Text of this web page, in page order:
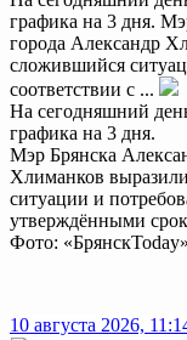
графика на 3 дня.
города Александр
сложившийся
соответствии с ...
На сегодняшний
графика на 3 дня.
Мэр Брянска
Хлиманков
ситуации и
утверждёнными
Фото:
10 августа 2026,